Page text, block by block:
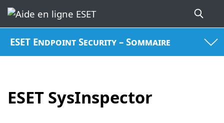
ESET Endpoint Security – Sommaire
ESET SysInspector